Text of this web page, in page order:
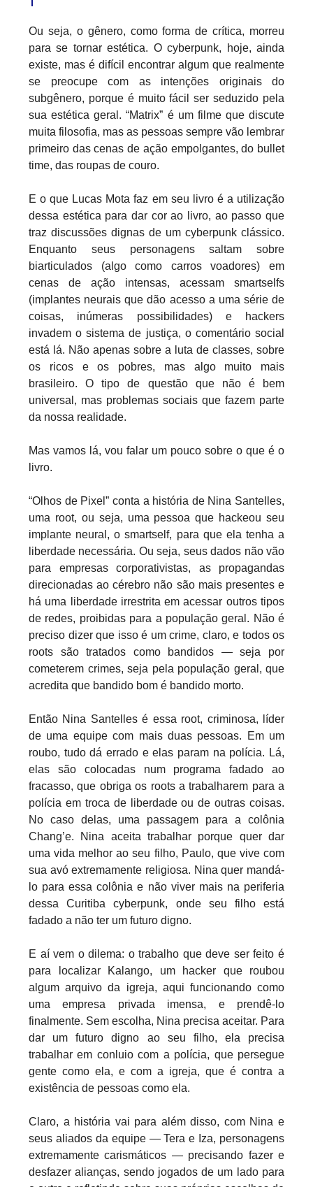
Ou seja, o gênero, como forma de crítica, morreu
para se tornar estética. O cyberpunk, hoje, ainda
existe, mas é difícil encontrar algum que realmente
se preocupe com as intenções originais do
subgênero, porque é muito fácil ser seduzido pela
sua estética geral. “Matrix” é um filme que discute
muita filosofia, mas as pessoas sempre vão lembrar
primeiro das cenas de ação empolgantes, do bullet
time, das roupas de couro.
E o que Lucas Mota faz em seu livro é a utilização
dessa estética para dar cor ao livro, ao passo que
traz discussões dignas de um cyberpunk clássico.
Enquanto seus personagens saltam sobre
biarticulados (algo como carros voadores) em
cenas de ação intensas, acessam smartselfs
(implantes neurais que dão acesso a uma série de
coisas, inúmeras possibilidades) e hackers
invadem o sistema de justiça, o comentário social
está lá. Não apenas sobre a luta de classes, sobre
os ricos e os pobres, mas algo muito mais
brasileiro. O tipo de questão que não é bem
universal, mas problemas sociais que fazem parte
da nossa realidade.
Mas vamos lá, vou falar um pouco sobre o que é o
livro.
“Olhos de Pixel” conta a história de Nina Santelles,
uma root, ou seja, uma pessoa que hackeou seu
implante neural, o smartself, para que ela tenha a
liberdade necessária. Ou seja, seus dados não vão
para empresas corporativistas, as propagandas
direcionadas ao cérebro não são mais presentes e
há uma liberdade irrestrita em acessar outros tipos
de redes, proibidas para a população geral. Não é
preciso dizer que isso é um crime, claro, e todos os
roots são tratados como bandidos — seja por
cometerem crimes, seja pela população geral, que
acredita que bandido bom é bandido morto.
Então Nina Santelles é essa root, criminosa, líder
de uma equipe com mais duas pessoas. Em um
roubo, tudo dá errado e elas param na polícia. Lá,
elas são colocadas num programa fadado ao
fracasso, que obriga os roots a trabalharem para a
polícia em troca de liberdade ou de outras coisas.
No caso delas, uma passagem para a colônia
Chang’e. Nina aceita trabalhar porque quer dar
uma vida melhor ao seu filho, Paulo, que vive com
sua avó extremamente religiosa. Nina quer mandá-
lo para essa colônia e não viver mais na periferia
dessa Curitiba cyberpunk, onde seu filho está
fadado a não ter um futuro digno.
E aí vem o dilema: o trabalho que deve ser feito é
para localizar Kalango, um hacker que roubou
algum arquivo da igreja, aqui funcionando como
uma empresa privada imensa, e prendê-lo
finalmente. Sem escolha, Nina precisa aceitar. Para
dar um futuro digno ao seu filho, ela precisa
trabalhar em conluio com a polícia, que persegue
gente como ela, e com a igreja, que é contra a
existência de pessoas como ela.
Claro, a história vai para além disso, com Nina e
seus aliados da equipe — Tera e Iza, personagens
extremamente carismáticos — precisando fazer e
desfazer alianças, sendo jogados de um lado para